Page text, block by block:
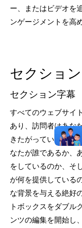
ー、またはビデオを
ンゲージメントを高
セクショ
セクション字幕
すべてのウェブサイ
あり、訪問者はあな
きたがっています。
なたが誰であるか、
をしているのか、そ
が何を提供している
な背景を与える絶好
トボックスをダブル
ンツの編集を開始し